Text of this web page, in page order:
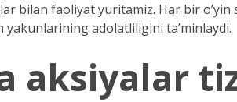
bilan faoliyat yuritamiz. Har bir
adolatliligini ta’minlaydi.
aksiyalar